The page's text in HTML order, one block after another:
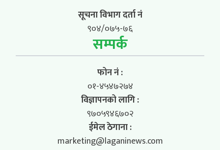
सूचना विभाग दर्ता नं
९०४/०७५-७६
सम्पर्क
फोन नं :
०१-४५४७२७४
विज्ञापनको लागि :
९७०५९४६७०२
ईमेल ठेगाना :
marketing@laganinews.com